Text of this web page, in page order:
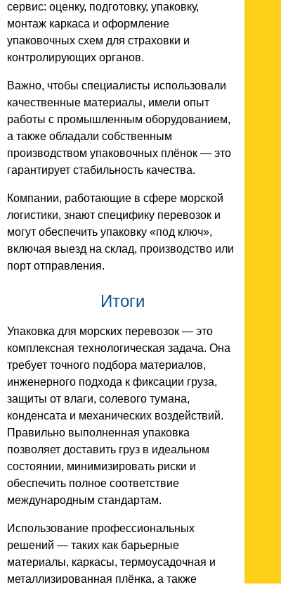
сервис: оценку, подготовку, упаковку,
монтаж каркаса и оформление
упаковочных схем для страховки и
контролирующих органов.
Важно, чтобы специалисты использовали
качественные материалы, имели опыт
работы с промышленным оборудованием,
а также обладали собственным
производством упаковочных плёнок — это
гарантирует стабильность качества.
Компании, работающие в сфере морской
логистики, знают специфику перевозок и
могут обеспечить упаковку «под ключ»,
включая выезд на склад, производство или
порт отправления.
Итоги
Упаковка для морских перевозок — это
комплексная технологическая задача. Она
требует точного подбора материалов,
инженерного подхода к фиксации груза,
защиты от влаги, солевого тумана,
конденсата и механических воздействий.
Правильно выполненная упаковка
позволяет доставить груз в идеальном
состоянии, минимизировать риски и
обеспечить полное соответствие
международным стандартам.
Использование профессиональных
решений — таких как барьерные
материалы, каркасы, термоусадочная и
металлизированная плёнка, а также